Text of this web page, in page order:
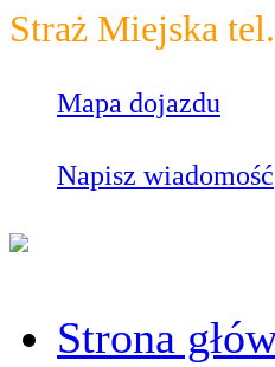
Straż Miejska tel.
Mapa dojazdu
Napisz wiadomość
Strona